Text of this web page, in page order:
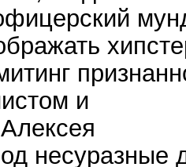
и
несуразные